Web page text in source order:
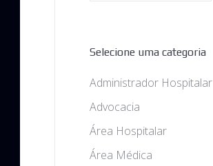
Selecione uma categoria
Administrador Hospitalar
Advocacia
Área Hospitalar
Área Médica